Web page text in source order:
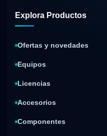
Explora Productos
Ofertas y novedades
Equipos
Licencias
Accesorios
Componentes